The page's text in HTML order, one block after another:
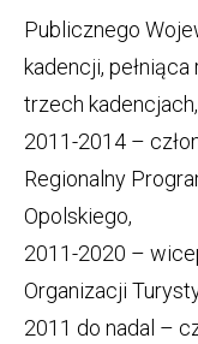
Publicznego
kadencji,
trzech kadencjach,
2011-2014 –
Regionalny
Opolskiego,
2011-2020 –
Organizacji
2011 do nadal –